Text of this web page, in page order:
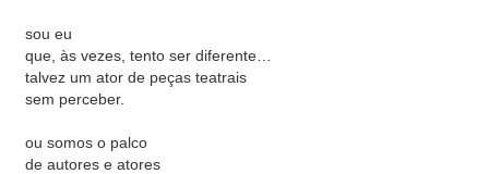
sou eu
que, às vezes, tento ser diferente…
talvez um ator de peças teatrais
sem perceber.
ou somos o palco
de autores e atores